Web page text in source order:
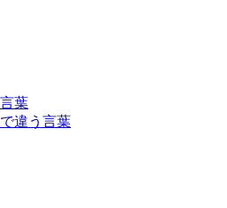
葉
違う言葉